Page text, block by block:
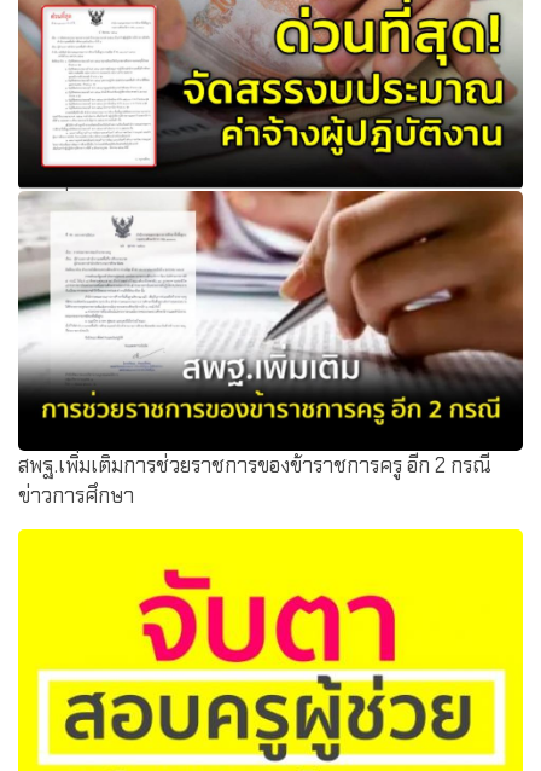
ด่วนที่สุด! จัดสรรงบประมาณรายจ่ายประจำปี 2564 ค่าจ้างผู้
ปฎิบัติงาน เดือน กรกฎาคม สิงหาคม 2564
สพฐ.เพิ่มเติมการช่วยราชการของข้าราชการครู อีก 2 กรณี
ข่าวการศึกษา